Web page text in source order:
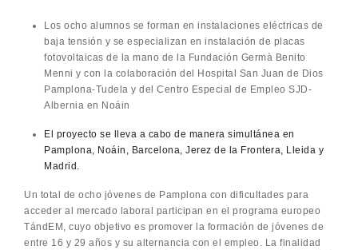
Los ocho alumnos se forman en instalaciones eléctricas de
baja tensión y se especializan en instalación de placas
fotovoltaicas de la mano de la Fundación Germà Benito
Menni y con la colaboración del Hospital San Juan de Dios
Pamplona-Tudela y del Centro Especial de Empleo SJD-
Albernia en Noáin
El proyecto se lleva a cabo de manera simultánea en
Pamplona, Noáin, Barcelona, Jerez de la Frontera, Lleida y
Madrid.
Un total de ocho jóvenes de Pamplona con dificultades para
acceder al mercado laboral participan en el programa europeo
TándEM, cuyo objetivo es promover la formación de jóvenes de
entre 16 y 29 años y su alternancia con el empleo. La finalidad